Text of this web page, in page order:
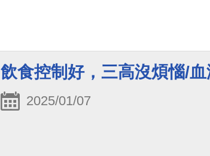
飲食控制好，三高沒煩惱/
2025/01/07